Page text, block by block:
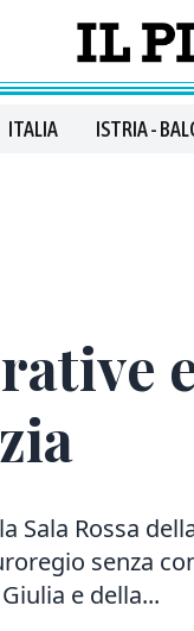
ITALIA ISTRIA -
Sala Rossa
senza
e della...